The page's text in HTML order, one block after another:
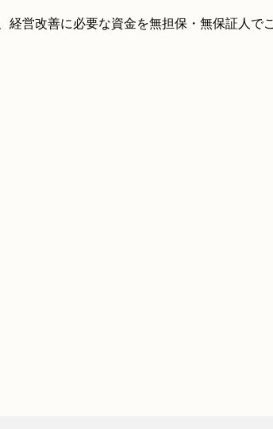
営改善に必要な資金を無担保・無保証人で